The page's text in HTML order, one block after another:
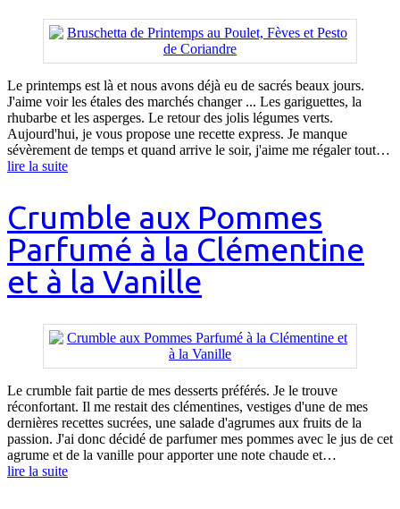
Le printemps est là et nous avons déjà eu de sacrés beaux jours.
J'aime voir les étales des marchés changer ... Les gariguettes, la
rhubarbe et les asperges. Le retour des jolis légumes verts.
Aujourd'hui, je vous propose une recette express. Je manque
sévèrement de temps et quand arrive le soir, j'aime me régaler tout…
lire la suite
Crumble aux Pommes
Parfumé à la Clémentine
et à la Vanille
Le crumble fait partie de mes desserts préférés. Je le trouve
réconfortant. Il me restait des clémentines, vestiges d'une de mes
dernières recettes sucrées, une salade d'agrumes aux fruits de la
passion. J'ai donc décidé de parfumer mes pommes avec le jus de cet
agrume et de la vanille pour apporter une note chaude et…
lire la suite